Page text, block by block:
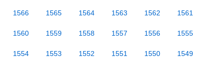
1566 1565 1564 1563 1562 1561
1560 1559 1558 1557 1556 1555
1554 1553 1552 1551 1550 1549